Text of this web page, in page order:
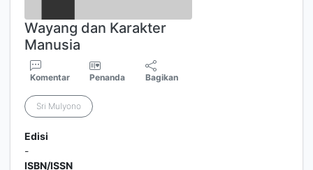
Wayang dan Karakter
Manusia
Komentar Penanda Bagikan
Sri Mulyono
Edisi
-
ISBN/ISSN